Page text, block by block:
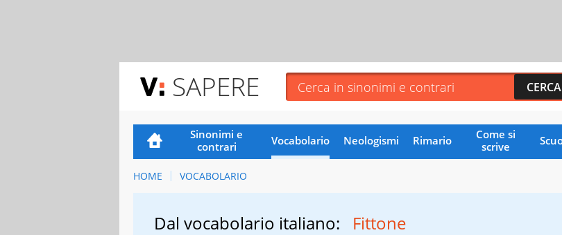
SAPERE
Sinonimi e
contrari
Vocabolario Neologismi Rimario
Come si
scrive
HOME VOCABOLARIO
Dal vocabolario italiano: Fittone